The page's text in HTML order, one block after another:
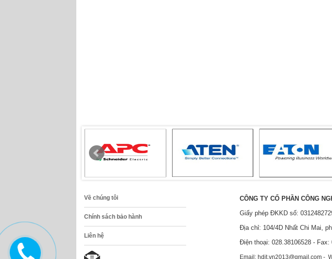
Về chúng tôi
Chính sách bảo hành
Liên hệ
CÔNG TY CỔ PHẦN CÔNG
Giấy phép ĐKKD số:
Địa chỉ: 104/4D Nhất Chi Mai,
Điện thoại: 028.38106528 - Fax:
Email: hdit.vn2013@gmail.com -